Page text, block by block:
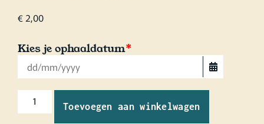
€2,00
*
Kies je ophaaldatum
Toevoegen aan winkelwagen